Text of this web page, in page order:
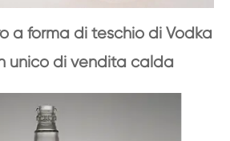
a forma di teschio di Vodka
unico di vendita calda